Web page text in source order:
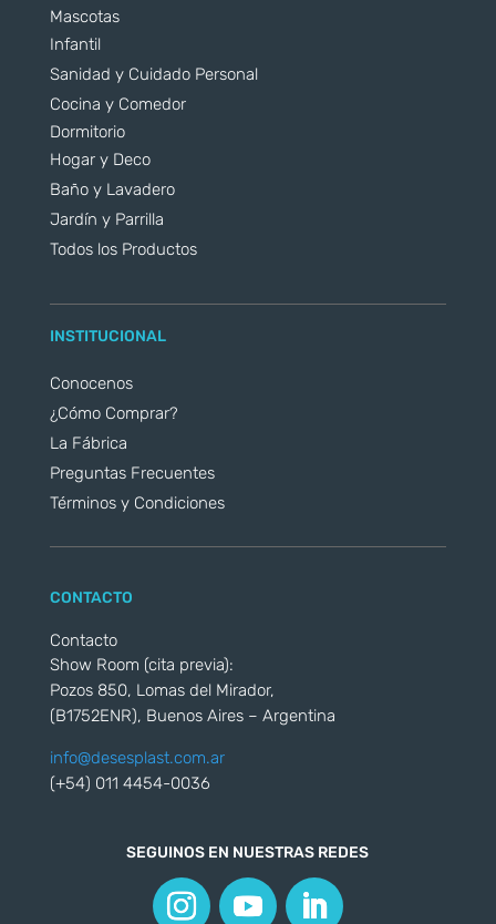
Mascotas
Infantil
Sanidad y Cuidado Personal
Cocina y Comedor
Dormitorio
Hogar y Deco
Baño y Lavadero
Jardín y Parrilla
Todos los Productos
INSTITUCIONAL
Conocenos
¿Cómo Comprar?
La Fábrica
Preguntas Frecuentes
Términos y Condiciones
CONTACTO
Contacto
Show Room (cita previa):
Pozos 850, Lomas del Mirador,
(B1752ENR), Buenos Aires – Argentina
info@desesplast.com.ar
(+54) 011 4454-0036
SEGUINOS EN NUESTRAS REDES